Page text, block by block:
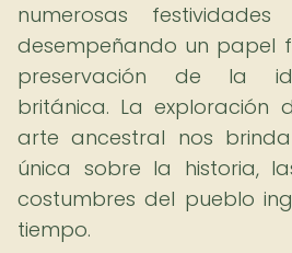
numerosas
desempeñando un papel
preservación de la
británica. La exploración
arte ancestral nos
única sobre la historia,
costumbres del pueblo
tiempo.